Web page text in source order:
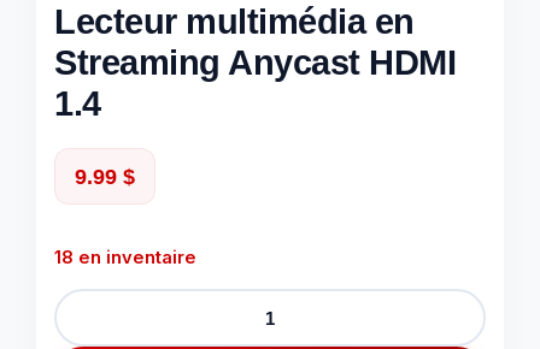
Lecteur multimédia en
Streaming Anycast HDMI
1.4
9.99 $
18 en inventaire
quantité
de